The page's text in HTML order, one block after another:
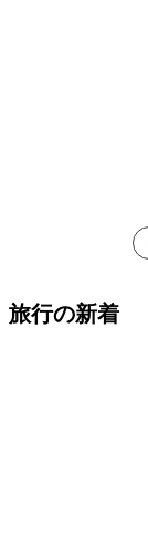
旅行の新着